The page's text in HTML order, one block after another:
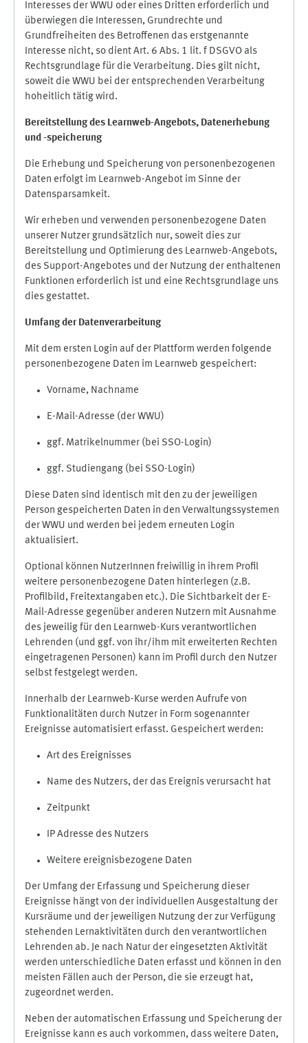
Interesses der WWU oder eines Dritten erforderlich und
überwiegen die Interessen, Grundrechte und
Grundfreiheiten des Betroffenen das erstgenannte
Interesse nicht, so dient Art. 6 Abs. 1 lit. f DSGVO als
Rechtsgrundlage für die Verarbeitung. Dies gilt nicht,
soweit die WWU bei der entsprechenden Verarbeitung
hoheitlich tätig wird.
Bereitstellung des Learnweb-Angebots, Datenerhebung
und -speicherung
Die Erhebung und Speicherung von personenbezogenen
Daten erfolgt im Learnweb-Angebot im Sinne der
Datensparsamkeit.
Wir erheben und verwenden personenbezogene Daten
unserer Nutzer grundsätzlich nur, soweit dies zur
Bereitstellung und Optimierung des Learnweb-Angebots,
des Support-Angebotes und der Nutzung der enthaltenen
Funktionen erforderlich ist und eine Rechtsgrundlage uns
dies gestattet.
Umfang der Datenverarbeitung
Mit dem ersten Login auf der Plattform werden folgende
personenbezogene Daten im Learnweb gespeichert:
Vorname, Nachname
E-Mail-Adresse (der WWU)
ggf. Matrikelnummer (bei SSO-Login)
ggf. Studiengang (bei SSO-Login)
Diese Daten sind identisch mit den zu der jeweiligen
Person gespeicherten Daten in den Verwaltungssystemen
der WWU und werden bei jedem erneuten Login
aktualisiert.
Optional können NutzerInnen freiwillig in ihrem Profil
weitere personenbezogene Daten hinterlegen (z.B.
Profilbild, Freitextangaben etc.). Die Sichtbarkeit der E-
Mail-Adresse gegenüber anderen Nutzern mit Ausnahme
des jeweilig für den Learnweb-Kurs verantwortlichen
Lehrenden (und ggf. von ihr/ihm mit erweiterten Rechten
eingetragenen Personen) kann im Profil durch den Nutzer
selbst festgelegt werden.
Innerhalb der Learnweb-Kurse werden Aufrufe von
Funktionalitäten durch Nutzer in Form sogenannter
Ereignisse automatisiert erfasst. Gespeichert werden:
Art des Ereignisses
Name des Nutzers, der das Ereignis verursacht hat
Zeitpunkt
IP Adresse des Nutzers
Weitere ereignisbezogene Daten
Der Umfang der Erfassung und Speicherung dieser
Ereignisse hängt von der individuellen Ausgestaltung der
Kursräume und der jeweiligen Nutzung der zur Verfügung
stehenden Lernaktivitäten durch den verantwortlichen
Lehrenden ab. Je nach Natur der eingesetzten Aktivität
werden unterschiedliche Daten erfasst und können in den
meisten Fällen auch der Person, die sie erzeugt hat,
zugeordnet werden.
Neben der automatischen Erfassung und Speicherung der
Ereignisse kann es auch vorkommen, dass weitere Daten,